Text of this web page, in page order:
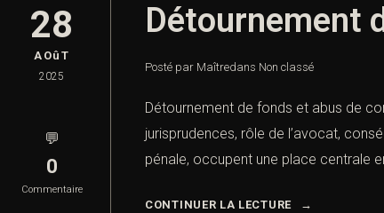
28
AOûT
2025
💬
0
Commentaire
Détournement
Posté par Maîtredans Non classé
Détournement de fonds et abus de
jurisprudences, rôle de l’avocat,
pénale, occupent une place centrale
CONTINUER LA LECTURE